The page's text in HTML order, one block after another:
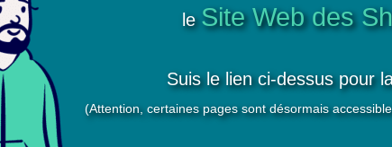
leSite Web des
Suis le lien ci-dessus pour
(Attention, certaines pages sont désormais